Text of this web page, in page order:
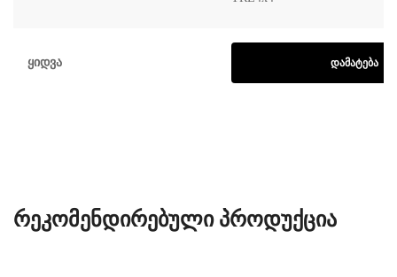
Ყიდვა ᲓᲐᲛᲐᲢᲔᲑᲐ
ᲠᲔᲙᲝᲛᲔᲜᲓᲘᲠᲔᲑᲣᲚᲘ ᲞᲠᲝᲓᲣᲥᲪᲘᲐ